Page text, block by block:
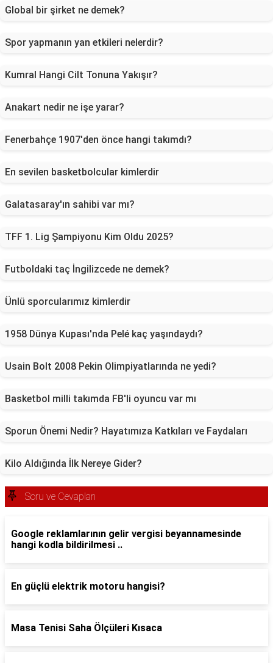
Global bir şirket ne demek?
Spor yapmanın yan etkileri nelerdir?
Kumral Hangi Cilt Tonuna Yakışır?
Anakart nedir ne işe yarar?
Fenerbahçe 1907'den önce hangi takımdı?
En sevilen basketbolcular kimlerdir
Galatasaray'ın sahibi var mı?
TFF 1. Lig Şampiyonu Kim Oldu 2025?
Futboldaki taç İngilizcede ne demek?
Ünlü sporcularımız kimlerdir
1958 Dünya Kupası'nda Pelé kaç yaşındaydı?
Usain Bolt 2008 Pekin Olimpiyatlarında ne yedi?
Basketbol milli takımda FB'li oyuncu var mı
Sporun Önemi Nedir? Hayatımıza Katkıları ve Faydaları
Kilo Aldığında İlk Nereye Gider?
Soru ve Cevapları
Google reklamlarının gelir vergisi beyannamesinde
hangi kodla bildirilmesi ..
En güçlü elektrik motoru hangisi?
Masa Tenisi Saha Ölçüleri Kısaca